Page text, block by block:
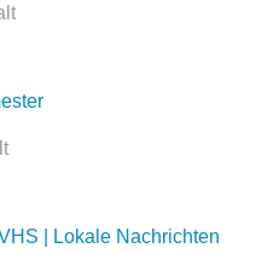
| Lokale Nachrichten